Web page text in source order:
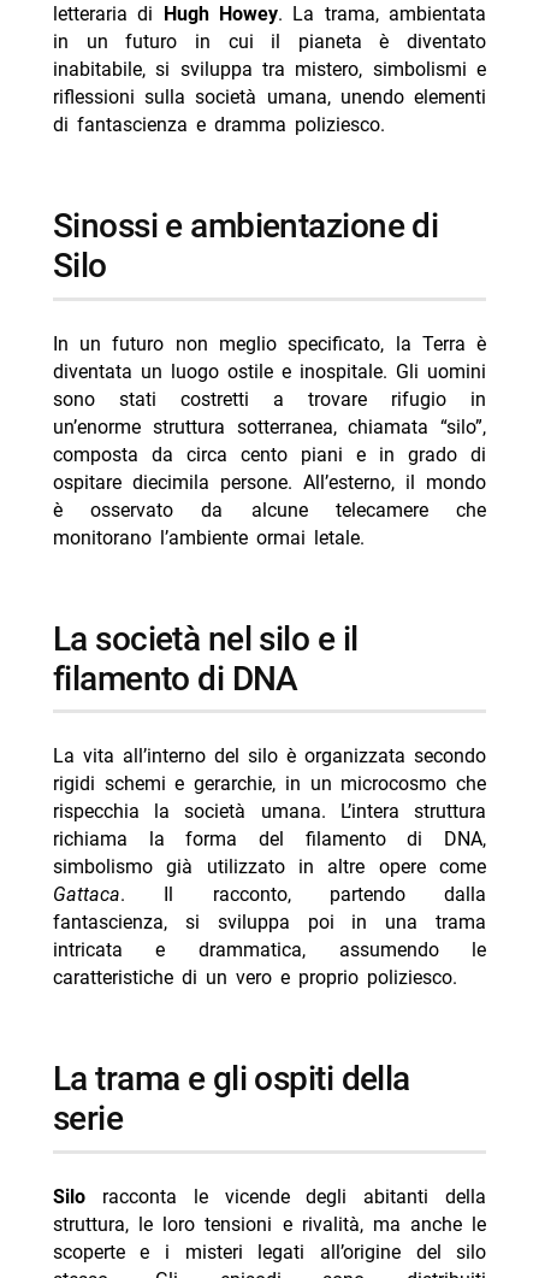
- Giovanni Grazioso, brioche e fama dopo Temptation
- Diletta Leotta in vacanza a Villa Musa sul Lago di
Como
- Michele Riondino moglie Eva Nestori: chi è
letteraria di Hugh Howey. La trama, ambientata
in un futuro in cui il pianeta è diventato
inabitabile, si sviluppa tra mistero, simbolismi e
riflessioni sulla società umana, unendo elementi
di fantascienza e dramma poliziesco.
Sinossi e ambientazione di
Silo
In un futuro non meglio specificato, la Terra è
diventata un luogo ostile e inospitale. Gli uomini
sono stati costretti a trovare rifugio in
un’enorme struttura sotterranea, chiamata “silo”,
composta da circa cento piani e in grado di
ospitare diecimila persone. All’esterno, il mondo
è osservato da alcune telecamere che
monitorano l’ambiente ormai letale.
La società nel silo e il
filamento di DNA
La vita all’interno del silo è organizzata secondo
rigidi schemi e gerarchie, in un microcosmo che
rispecchia la società umana. L’intera struttura
richiama la forma del filamento di DNA,
simbolismo già utilizzato in altre opere come
Gattaca. Il racconto, partendo dalla
fantascienza, si sviluppa poi in una trama
intricata e drammatica, assumendo le
caratteristiche di un vero e proprio poliziesco.
La trama e gli ospiti della
serie
Siloracconta le vicende degli abitanti della
struttura, le loro tensioni e rivalità, ma anche le
scoperte e i misteri legati all’origine del silo